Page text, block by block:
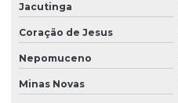
Jacutinga
Coração de Jesus
Nepomuceno
Minas Novas